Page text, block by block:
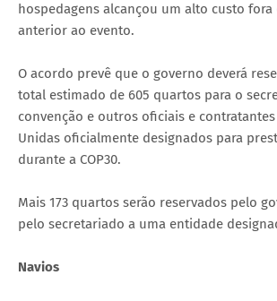
hospedagens alcançou um alto custo fora
anterior ao evento.
O acordo prevê que o governo deverá
total estimado de 605 quartos para o
convenção e outros oficiais e contratantes
Unidas oficialmente designados para
durante a COP30.
Mais 173 quartos serão reservados pelo
pelo secretariado a uma entidade
Navios